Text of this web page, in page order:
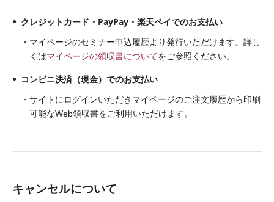
クレジットカード・PayPay・楽天ペイでのお支払い
マイページのセミナー申込履歴より発行いただけます。詳し
くはマイページの領収書についてをご参照ください。
コンビニ決済（現金）でのお支払い
サイトにログインいただきマイページのご注文履歴から印刷
可能なWeb領収書をご利用いただけます。
キャンセルについて